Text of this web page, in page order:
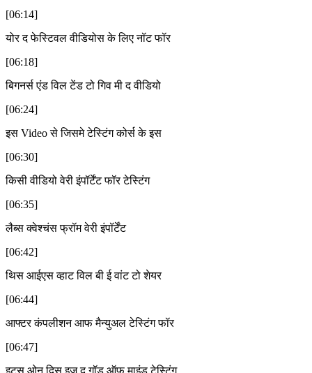
[06:14]
योर द फेस्टिवल वीडियोस के लिए नॉट फॉर
[06:18]
बिगनर्स एंड विल टेंड टो गिव मी द वीडियो
[06:24]
इस Video से जिसमे टेस्टिंग कोर्स के इस
[06:30]
किसी वीडियो वेरी इंपॉर्टेंट फॉर टेस्टिंग
[06:35]
लैब्स क्वेश्चंस फ्रॉम वेरी इंपॉर्टेंट
[06:42]
थिस आईएस व्हाट विल बी ई वांट टो शेयर
[06:44]
आफ्टर कंपलीशन आफ मैन्युअल टेस्टिंग फॉर
[06:47]
इट्स ओन दिस इज द गॉड ऑफ माइंड टेस्टिंग